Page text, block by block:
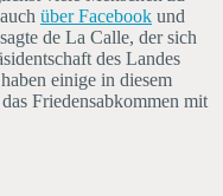
über Facebook und
sagte de La Calle, der sich
des Landes
einige in diesem
Friedensabkommen mit